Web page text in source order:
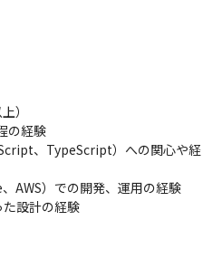
ます。プロダクト開発とクライ
のニーズが高まり、新たな仲間
）
の経験
、TypeScript）への関心や経
AWS）での開発、運用の経験
た設計の経験